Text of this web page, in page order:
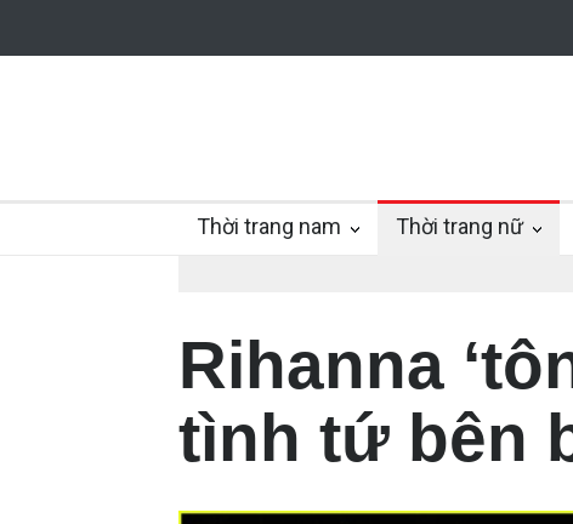
Thời trang nam Thời trang nữ
Rihanna
tình tứ bên